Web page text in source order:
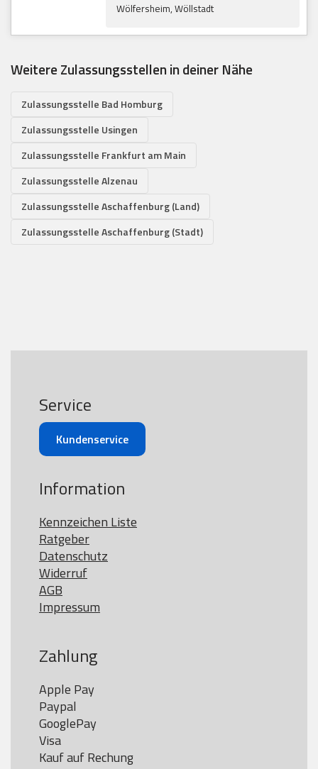
Wölfersheim, Wöllstadt
Weitere Zulassungsstellen in deiner Nähe
Zulassungsstelle Bad Homburg
Zulassungsstelle Usingen
Zulassungsstelle Frankfurt am Main
Zulassungsstelle Alzenau
Zulassungsstelle Aschaffenburg (Land)
Zulassungsstelle Aschaffenburg (Stadt)
Service
Kundenservice
Information
Kennzeichen Liste
Ratgeber
Datenschutz
Widerruf
AGB
Impressum
Zahlung
Apple Pay
Paypal
GooglePay
Visa
Kauf auf Rechung